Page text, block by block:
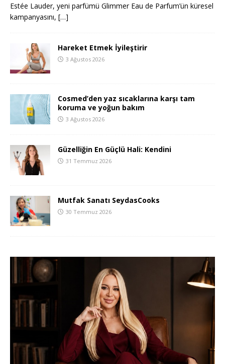
Estée Lauder, yeni parfümü Glimmer Eau de Parfum’ün küresel
kampanyasını, […]
Hareket Etmek İyileştirir
3 Ağustos 2026
Cosmed’den yaz sıcaklarına karşı tam
koruma ve yoğun bakım
3 Ağustos 2026
Güzelliğin En Güçlü Hali: Kendini
31 Temmuz 2026
Mutfak Sanatı SeydasCooks
30 Temmuz 2026